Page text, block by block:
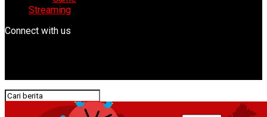
Streaming
Connect with us